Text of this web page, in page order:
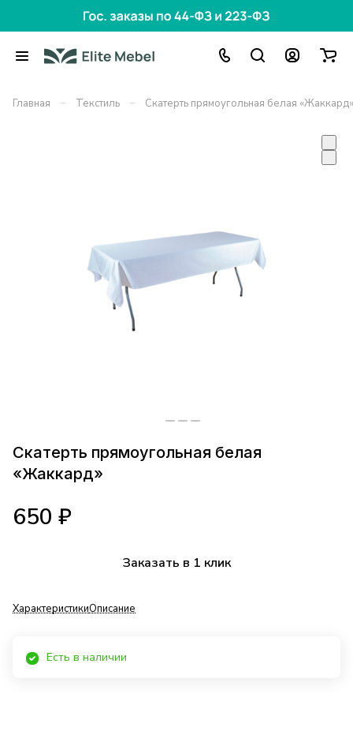
Главная – Текстиль – Скатерть прямоугольная белая «Жаккард»
Скатерть прямоугольная белая
«Жаккард»
650 ₽
Заказать в 1 клик
ХарактеристикиОписание
Есть в наличии